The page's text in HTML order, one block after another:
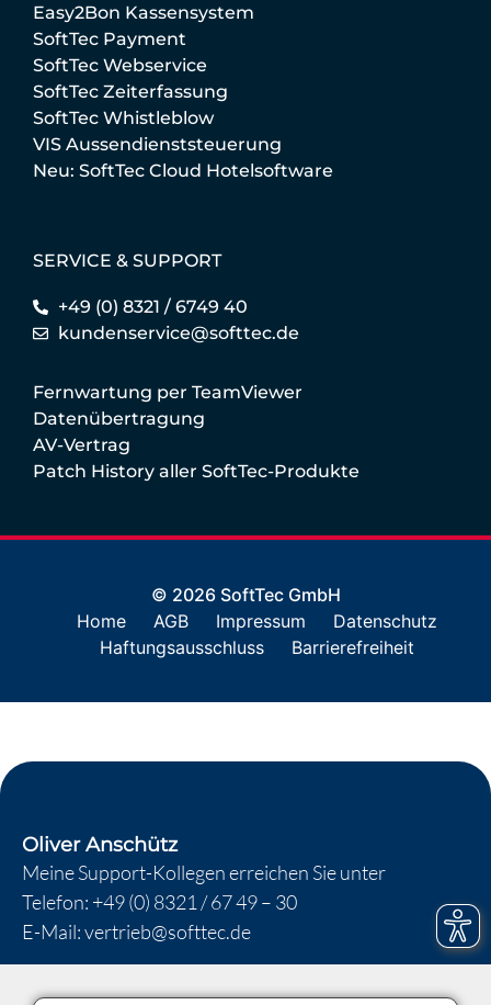
Easy2Bon Kassensystem
SoftTec Payment
SoftTec Webservice
SoftTec Zeiterfassung
SoftTec Whistleblow
VIS Aussendienststeuerung
Neu: SoftTec Cloud Hotelsoftware
SERVICE & SUPPORT
+49 (0) 8321 / 6749 40
kundenservice@softtec.de
Fernwartung per TeamViewer
Datenübertragung
AV-Vertrag
Patch History aller SoftTec-Produkte
© 2026 SoftTec GmbH
Home
AGB Impressum
Datenschutz
Haftungsausschluss
Barrierefreiheit
Oliver Anschütz
Meine Support-Kollegen erreichen Sie unter
Telefon: +49 (0) 8321 / 67 49 – 30
E-Mail:vertrieb@softtec.de